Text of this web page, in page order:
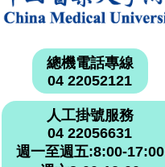
總機電話專線
04 22052121
人工掛號服務
04 22056631
週一至週五:8:00-17:00